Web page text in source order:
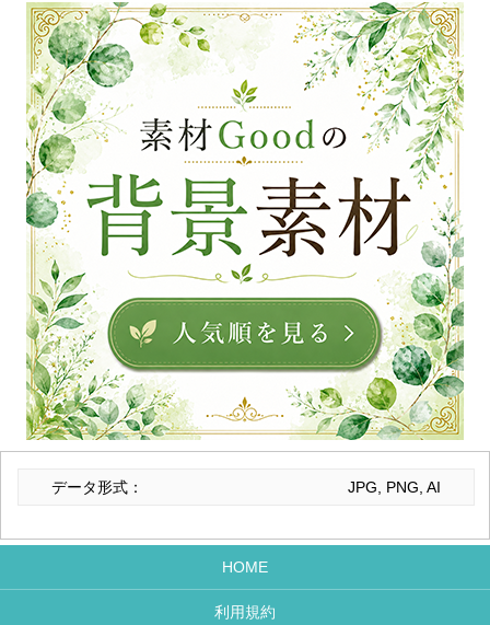
データ形式： JPG, PNG, AI
HOME
利用規約